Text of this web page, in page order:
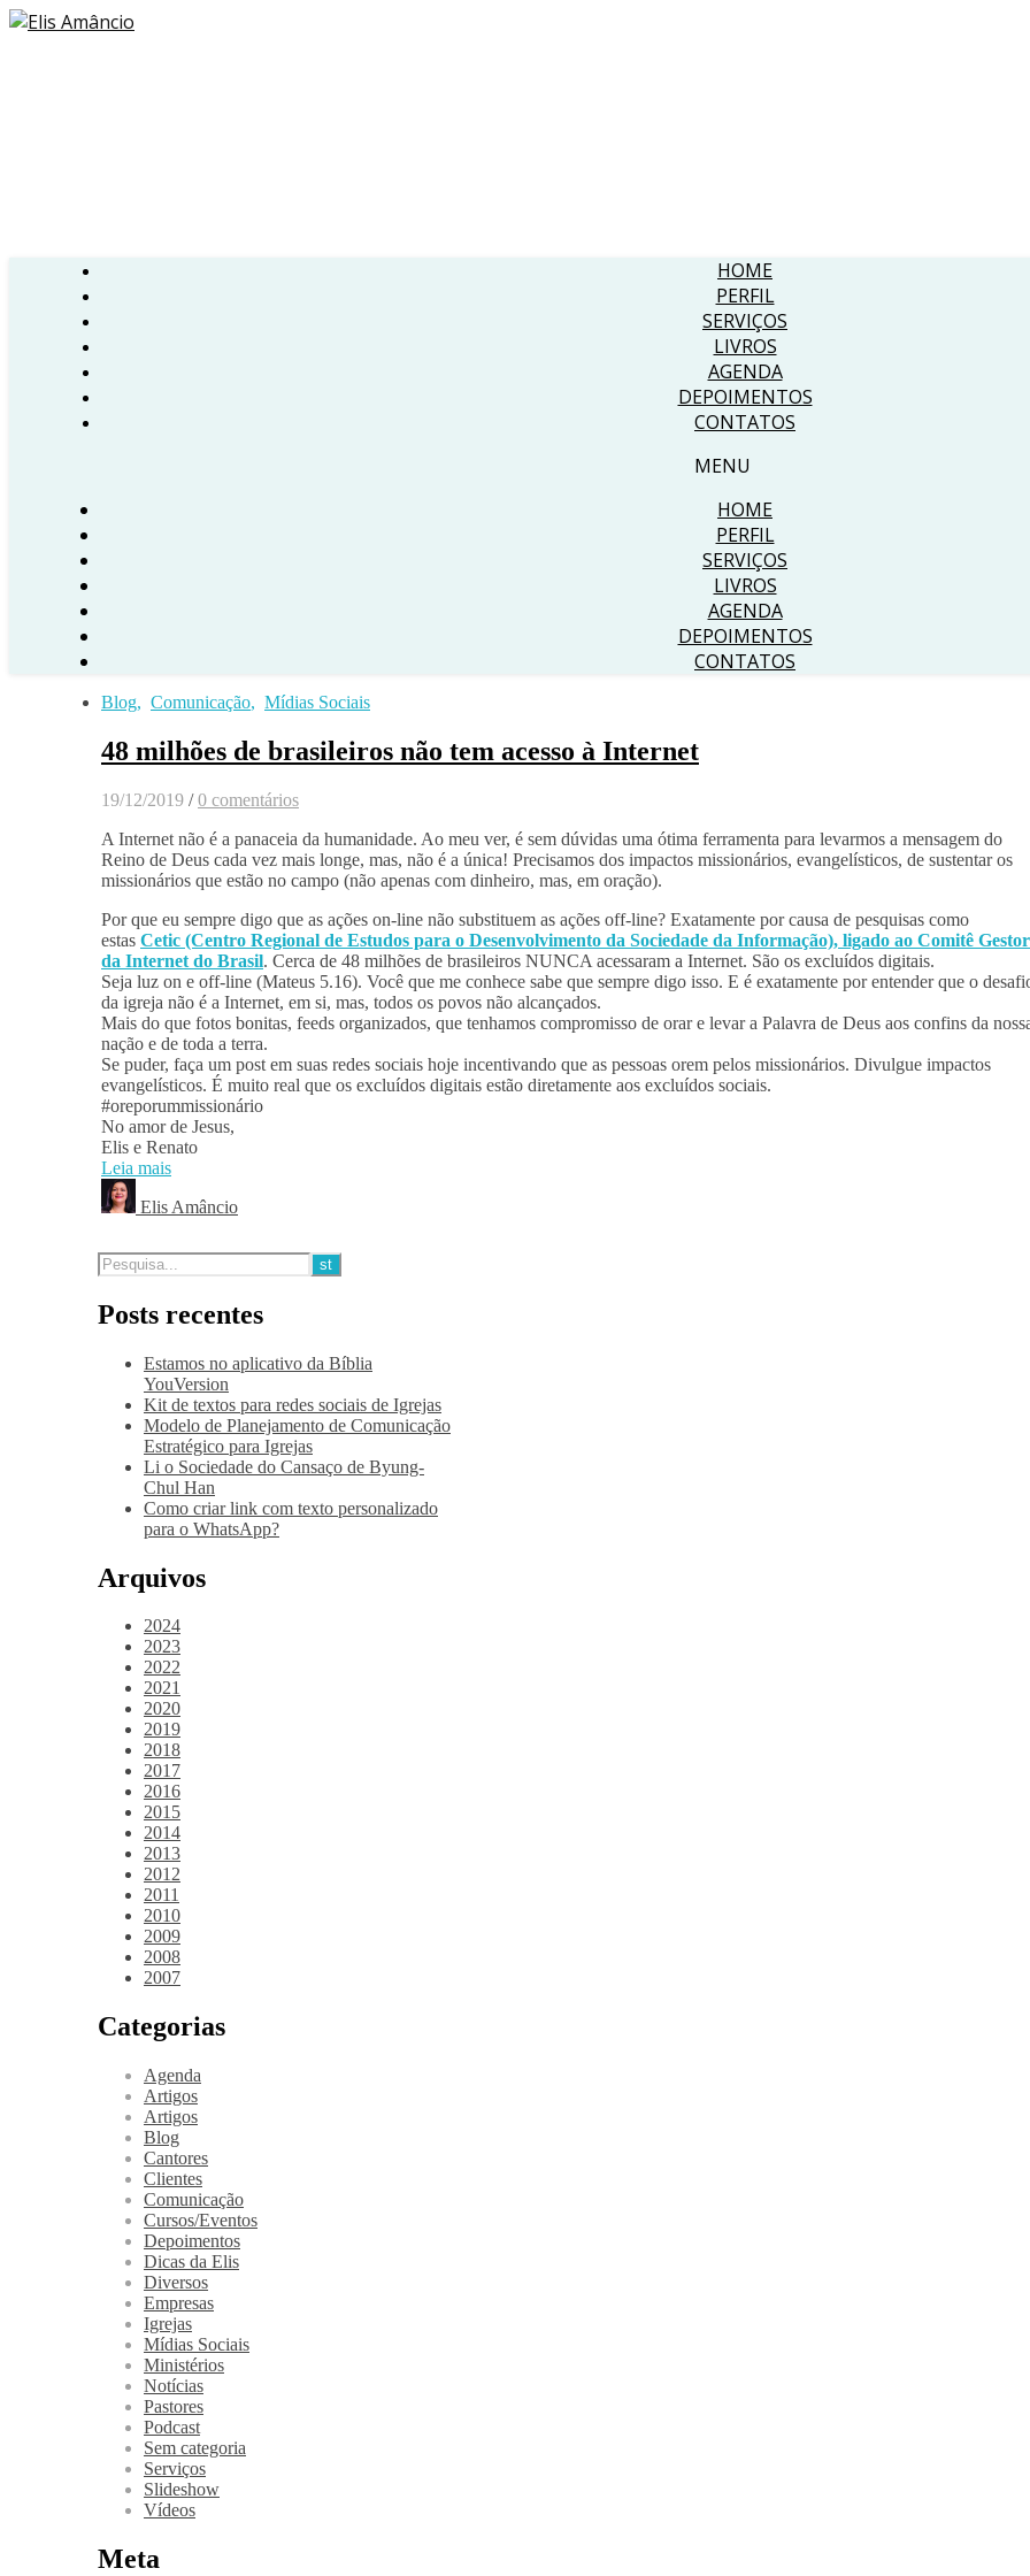
HOME
PERFIL
SERVIÇOS
LIVROS
AGENDA
DEPOIMENTOS
CONTATOS
MENU
HOME
PERFIL
SERVIÇOS
LIVROS
AGENDA
DEPOIMENTOS
CONTATOS
Blog, Comunicação, Mídias Sociais
48 milhões de brasileiros não tem acesso à Internet
19/12/2019 / 0 comentários
A Internet não é a panaceia da humanidade. Ao meu ver, é sem dúvidas uma ótima ferramenta para levarmos a mensagem do
Reino de Deus cada vez mais longe, mas, não é a única! Precisamos dos impactos missionários, evangelísticos, de sustentar os
missionários que estão no campo (não apenas com dinheiro, mas, em oração).
Por que eu sempre digo que as ações on-line não substituem as ações off-line? Exatamente por causa de pesquisas como
estas Cetic (Centro Regional de Estudos para o Desenvolvimento da Sociedade da Informação), ligado ao Comitê Gestor
da Internet do Brasil. Cerca de 48 milhões de brasileiros NUNCA acessaram a Internet. São os excluídos digitais.
Seja luz on e off-line (Mateus 5.16). Você que me conhece sabe que sempre digo isso. E é exatamente por entender que o
da igreja não é a Internet, em si, mas, todos os povos não alcançados.
Mais do que fotos bonitas, feeds organizados, que tenhamos compromisso de orar e levar a Palavra de Deus aos confins da
nação e de toda a terra.
Se puder, faça um post em suas redes sociais hoje incentivando que as pessoas orem pelos missionários. Divulgue impactos
evangelísticos. É muito real que os excluídos digitais estão diretamente aos excluídos sociais.
#oreporummissionário
No amor de Jesus,
Elis e Renato
Leia mais
Elis Amâncio
Posts recentes
Estamos no aplicativo da Bíblia
YouVersion
Kit de textos para redes sociais de Igrejas
Modelo de Planejamento de Comunicação
Estratégico para Igrejas
Li o Sociedade do Cansaço de Byung-
Chul Han
Como criar link com texto personalizado
para o WhatsApp?
Arquivos
2024
2023
2022
2021
2020
2019
2018
2017
2016
2015
2014
2013
2012
2011
2010
2009
2008
2007
Categorias
Agenda
Artigos
Artigos
Blog
Cantores
Clientes
Comunicação
Cursos/Eventos
Depoimentos
Dicas da Elis
Diversos
Empresas
Igrejas
Mídias Sociais
Ministérios
Notícias
Pastores
Podcast
Sem categoria
Serviços
Slideshow
Vídeos
Meta